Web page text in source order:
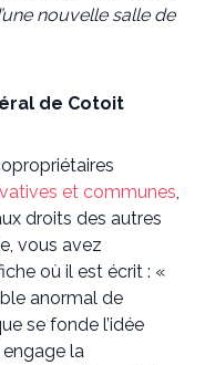
nouvelle salle de
de Cotoit
et communes,
droits des autres
vous avez
où il est écrit : «
anormal de
se fonde l’idée
la